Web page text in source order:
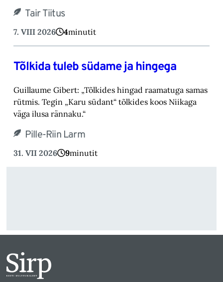
Tair Tiitus
7. VIII 2026 4minutit
Tõlkida tuleb südame ja hingega
Guillaume Gibert: „Tõlkides hingad raamatuga samas
rütmis. Tegin „Karu südant“ tõlkides koos Niikaga
väga ilusa rännaku.“
Pille-Riin Larm
31. VII 2026 9minutit